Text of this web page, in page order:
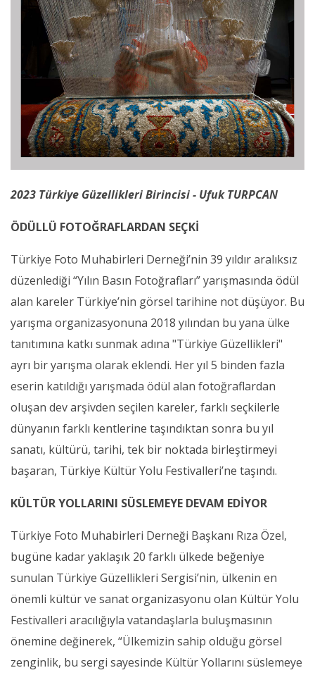
2023 Türkiye Güzellikleri Birincisi - Ufuk TURPCAN
ÖDÜLLÜ FOTOĞRAFLARDAN SEÇKİ
Türkiye Foto Muhabirleri Derneği’nin 39 yıldır aralıksız
düzenlediği “Yılın Basın Fotoğrafları” yarışmasında ödül
alan kareler Türkiye’nin görsel tarihine not düşüyor. Bu
yarışma organizasyonuna 2018 yılından bu yana ülke
tanıtımına katkı sunmak adına "Türkiye Güzellikleri"
ayrı bir yarışma olarak eklendi. Her yıl 5 binden fazla
eserin katıldığı yarışmada ödül alan fotoğraflardan
oluşan dev arşivden seçilen kareler, farklı seçkilerle
dünyanın farklı kentlerine taşındıktan sonra bu yıl
sanatı, kültürü, tarihi, tek bir noktada birleştirmeyi
başaran, Türkiye Kültür Yolu Festivalleri’ne taşındı.
KÜLTÜR YOLLARINI SÜSLEMEYE DEVAM EDİYOR
Türkiye Foto Muhabirleri Derneği Başkanı Rıza Özel,
bugüne kadar yaklaşık 20 farklı ülkede beğeniye
sunulan Türkiye Güzellikleri Sergisi’nin, ülkenin en
önemli kültür ve sanat organizasyonu olan Kültür Yolu
Festivalleri aracılığıyla vatandaşlarla buluşmasının
önemine değinerek, “Ülkemizin sahip olduğu görsel
zenginlik, bu sergi sayesinde Kültür Yollarını süslemeye